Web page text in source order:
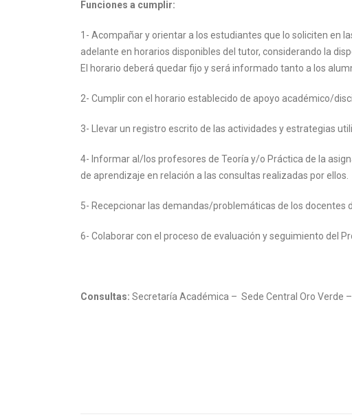
Funciones a cumplir:
1- Acompañar y orientar a los estudiantes que lo soliciten en
adelante en horarios disponibles del tutor, considerando la
El horario deberá quedar fijo y será informado tanto a los
2- Cumplir con el horario establecido de apoyo académico/
3- Llevar un registro escrito de las actividades y estrategias
4- Informar al/los profesores de Teoría y/o Práctica de la
de aprendizaje en relación a las consultas realizadas por ellos.
5- Recepcionar las demandas/problemáticas de los docentes
6- Colaborar con el proceso de evaluación y seguimiento del
Consultas: Secretaría Académica – Sede Central Oro Verde